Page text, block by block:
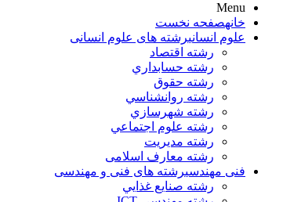
Menu
خانهصفحه نخست
علوم انسانيرشته های علوم انسانی
رشته اقتصاد
رشته حسابداري
رشته حقوق
رشته روانشناسي
رشته شهرسازي
رشته علوم اجتماعي
رشته مديريت
رشته معارف اسلامی
فنی مهندسیرشته های فنی و مهندسی
رشته صنايع غذايي